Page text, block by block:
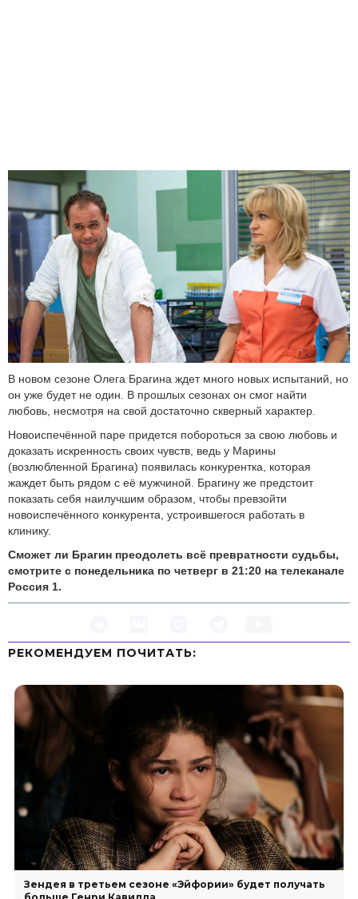
В новом сезоне Олега Брагина ждет много новых испытаний, но
он уже будет не один. В прошлых сезонах он смог найти
любовь, несмотря на свой достаточно скверный характер.
Новоиспечённой паре придется побороться за свою любовь и
доказать искренность своих чувств, ведь у Марины
(возлюбленной Брагина) появилась конкурентка, которая
жаждет быть рядом с еë мужчиной. Брагину же предстоит
показать себя наилучшим образом, чтобы превзойти
новоиспечённого конкурента, устроившегося работать в
клинику.
Сможет ли Брагин преодолеть всё превратности судьбы,
смотрите с понедельника по четверг в 21:20 на телеканале
Россия 1.
РЕКОМЕНДУЕМ ПOЧИТАТЬ:
Зендея в третьем сезоне «Эйфории» будет получать